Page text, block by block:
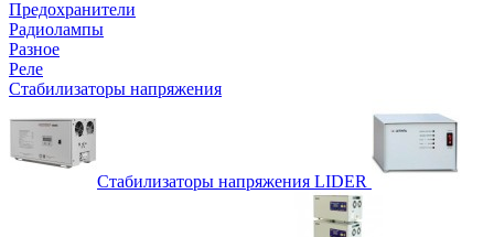
Предохранители
Радиолампы
Разное
Реле
Стабилизаторы напряжения
Стабилизаторы напряжения LIDER